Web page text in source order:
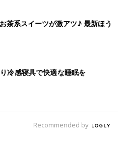
茶系スイーツが激アツ♪ 最新ほう
冷感寝具で快適な睡眠を
Recommended by